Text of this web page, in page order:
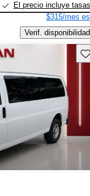
El precio incluye tasas
$315/mes
Verif. disponibilidad